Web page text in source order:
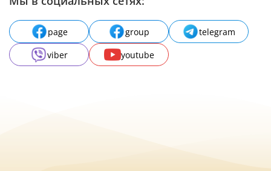
page group
telegram
viber
youtube